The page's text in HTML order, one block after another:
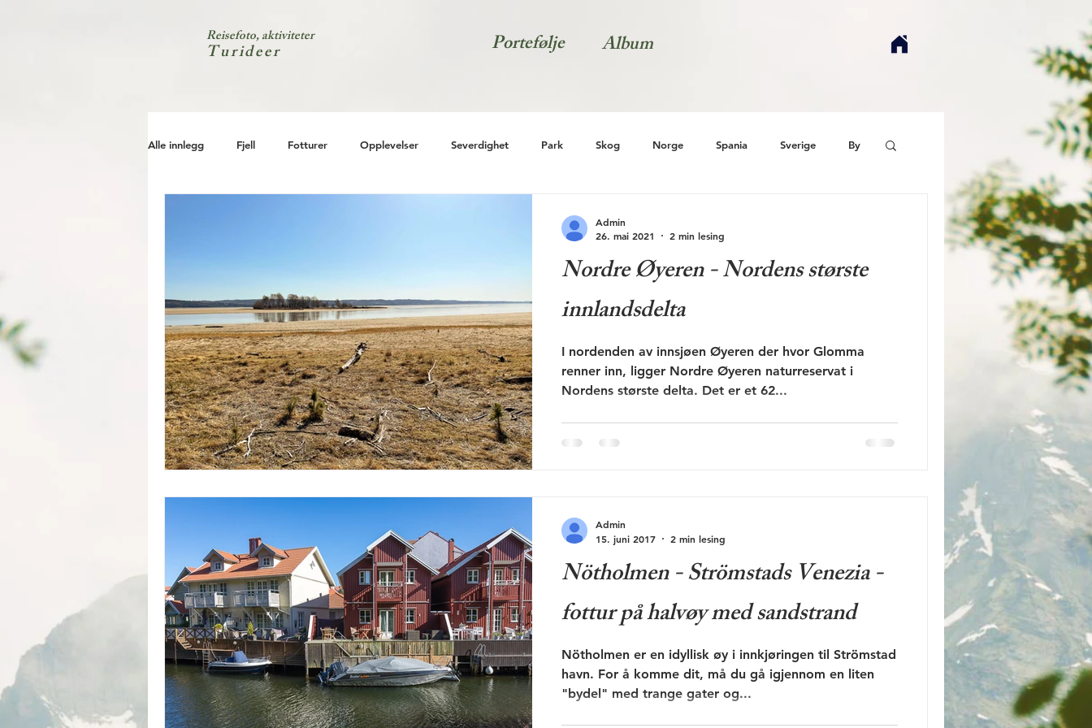
Reisefoto, aktiviteter
Turideer Portefølje Album
Alle innlegg Fjell Fotturer Opplevelser Severdighet Park Skog Norge Spania Sverige By
Nordre Øyeren - Nordens største
innlandsdelta
I nordenden av innsjøen Øyeren der hvor Glomma
renner inn, ligger Nordre Øyeren naturreservat i
Nordens største delta. Det er et 62...
Admin
26. mai 2021
2 min lesing
Nötholmen - Strömstads Venezia -
fottur på halvøy med sandstrand
Nötholmen er en idyllisk øy i innkjøringen til Strömstad
havn. For å komme dit, må du gå igjennom en liten
"bydel" med trange gater og...
Admin
15. juni 2017
2 min lesing